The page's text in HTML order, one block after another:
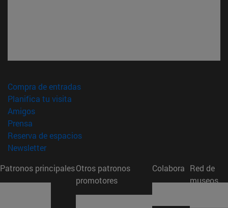
Compra de entradas(abre en nueva ventana)
Planifica tu visita
Amigos(abre en nueva ventana)
Prensa
Reserva de espacios(abre en nueva ventana)
Newsletter(abre en nueva ventana)
Patronos principalesOtros patronos
promotores
Colabora Red de
museos